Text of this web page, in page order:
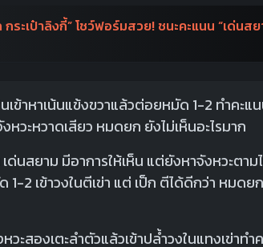
ระเป๋าลิงกี้” โชว์ฟอร์มสวย! ชนะคะแนน “เด่นส
เข้าหาเน้นแข้งขวาแล้วต่อยหมัด 1-2 ทำคะแ
ะหวาดเสียว หมดยก ยังไม่เห็นอะไรมาก
เด่นสยาม มีอาการให้เห็น แต่ยังหาจังหวะตา
2 เข้าวงในตีเข่า แต่ เป็ก ตีได้ดีกว่า หมดย
ะสองเตะลำตัวแล้วเข้าปล้ำวงในแทงเข่าทำ